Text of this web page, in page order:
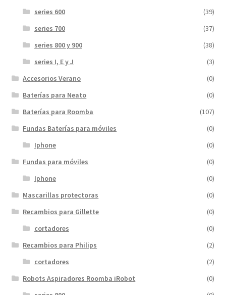
series 600
(39)
series 700
(37)
series 800 y 900
(38)
series I, E y J
(3)
Accesorios Verano
(0)
Baterías para Neato
(0)
Baterías para Roomba
(107)
Fundas Baterías para móviles
(0)
Iphone
(0)
Fundas para móviles
(0)
Iphone
(0)
Mascarillas protectoras
(0)
Recambios para Gillette
(0)
cortadores
(0)
Recambios para Philips
(2)
cortadores
(2)
Robots Aspiradores Roomba iRobot
(0)